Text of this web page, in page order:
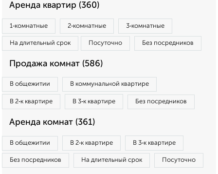
Аренда квартир (360)
1‑комнатные 2‑комнатные 3‑комнатные
На длительный срок Посуточно Без посредников
Продажа комнат (586)
В общежитии В коммунальной квартире
В 2‑к квартире В 3‑к квартире Без посредников
Аренда комнат (361)
В общежитии В 2‑к квартире В 3‑к квартире
Без посредников На длительный срок Посуточно